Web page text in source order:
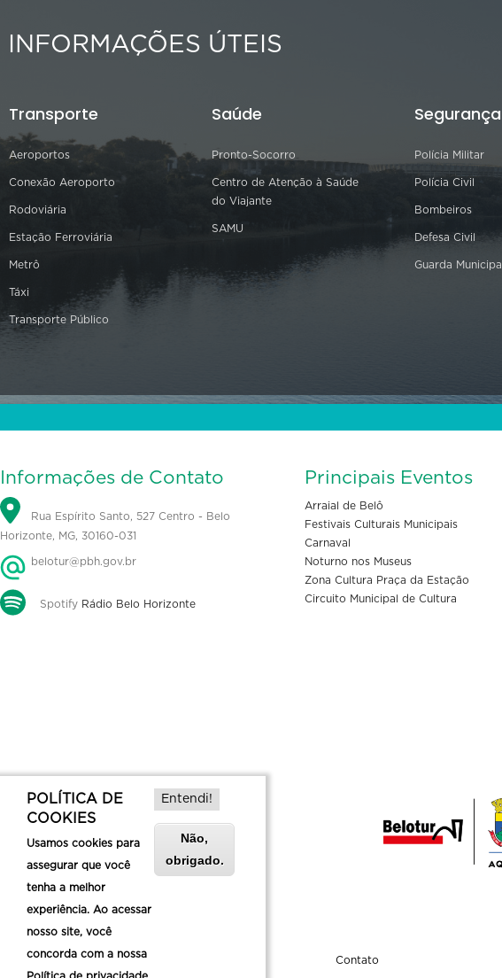
INFORMAÇÕES ÚTEIS
Transporte
Aeroportos
Conexão Aeroporto
Rodoviária
Estação Ferroviária
Metrô
Táxi
Transporte Público
Saúde
Pronto-Socorro
Centro de Atenção à Saúde
do Viajante
SAMU
Segurança
Polícia Militar
Polícia Civil
Bombeiros
Defesa Civil
Guarda Municipal
Informações de Contato
Rua Espírito Santo, 527 Centro - Belo
Horizonte, MG, 30160-031
belotur@pbh.gov.br
Spotify Rádio Belo Horizonte
Principais Eventos
Arraial de Belô
Festivais Culturais Municipais
Carnaval
Noturno nos Museus
Zona Cultura Praça da Estação
Circuito Municipal de Cultura
Sobre a Belotur Contato
POLÍTICA DE
COOKIES
Usamos cookies para
assegurar que você
tenha a melhor
experiência. Ao acessar
nosso site, você
concorda com a nossa
Entendi!
Não,
obrigado.